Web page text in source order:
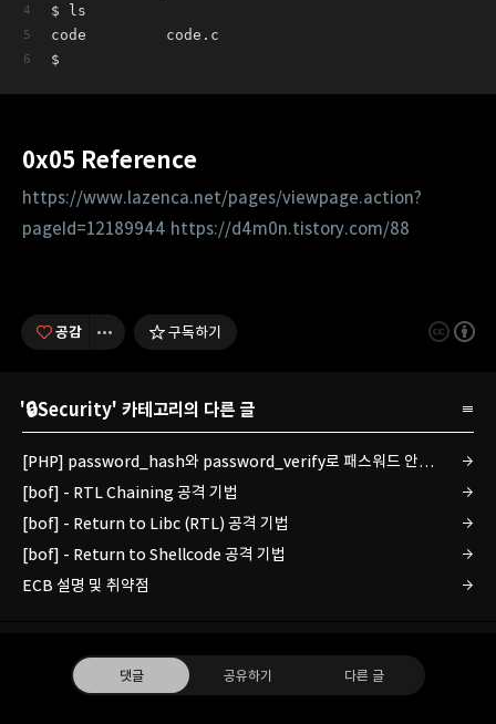
$ ls
code         code.c
$
0x05 Reference
https://www.lazenca.net/pages/viewpage.action?
pageId=12189944 https://d4m0n.tistory.com/88
공감 구독하기
'🔒Security' 카테고리의 다른 글
[PHP] password_hash와 password_verify로 패스워드 안전하게 관리하기
[bof] - RTL Chaining 공격 기법
[bof] - Return to Libc (RTL) 공격 기법
[bof] - Return to Shellcode 공격 기법
ECB 설명 및 취약점
댓글 공유하기 다른 글